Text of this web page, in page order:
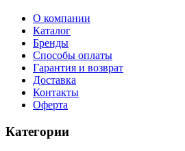
О компании
Каталог
Бренды
Способы оплаты
Гарантия и возврат
Доставка
Контакты
Оферта
Категории